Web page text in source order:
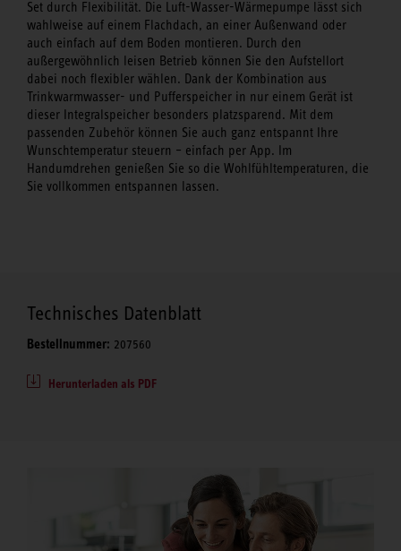
Set durch Flexibilität. Die Luft-Wasser-Wärmepumpe lässt sich
wahlweise auf einem Flachdach, an einer Außenwand oder
auch einfach auf dem Boden montieren. Durch den
außergewöhnlich leisen Betrieb können Sie den Aufstellort
dabei noch flexibler wählen. Dank der Kombination aus
Trinkwarmwasser- und Pufferspeicher in nur einem Gerät ist
dieser Integralspeicher besonders platzsparend. Mit dem
passenden Zubehör können Sie auch ganz entspannt Ihre
Wunschtemperatur steuern – einfach per App. Im
Handumdrehen genießen Sie so die Wohlfühltemperaturen, die
Sie vollkommen entspannen lassen.
Technisches Datenblatt
Bestellnummer: 207560
Herunterladen als PDF